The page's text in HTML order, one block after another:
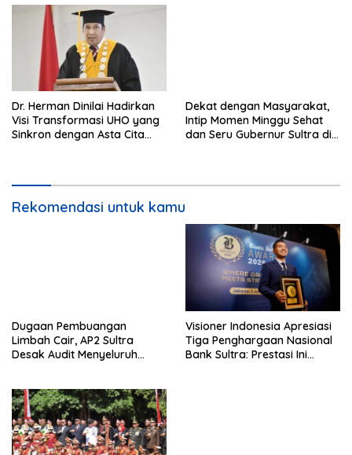
Dr. Herman Dinilai Hadirkan
Visi Transformasi UHO yang
Sinkron dengan Asta Cita
Dekat dengan Masyarakat,
Intip Momen Minggu Sehat
dan Seru Gubernur Sultra di
Rekomendasi untuk kamu
Dugaan Pembuangan
Limbah Cair, AP2 Sultra
Desak Audit Menyeluruh
Hukum
Visioner Indonesia Apresiasi
Tiga Penghargaan Nasional
Bank Sultra: Prestasi Ini